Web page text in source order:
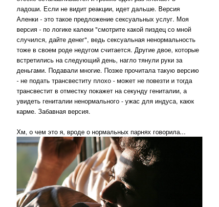
ладоши. Если не видит реакции, идет дальше. Версия
Аленки - это такое предложение сексуальных услуг. Моя
версия - по логике калеки "смотрите какой пиздец со мной
случился, дайте денег", ведь сексуальная ненормальность
тоже в своем роде недугом считается. Другие двое, которые
встретились на следующий день, нагло тянули руки за
деньгами. Подавали многие. Позже прочитала такую версию
- не подать трансвеститу плохо - может не повезти и тогда
трансвестит в отместку покажет на секунду гениталии, а
увидеть гениталии ненормального - ужас для индуса, каюк
карме. Забавная версия.
Хм, о чем это я, вроде о нормальных парнях говорила...